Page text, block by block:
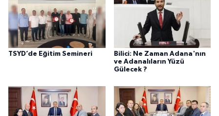
TSYD’de Eğitim Semineri
Bilici: Ne Zaman Adana'nın
ve Adanalıların Yüzü
Gülecek ?